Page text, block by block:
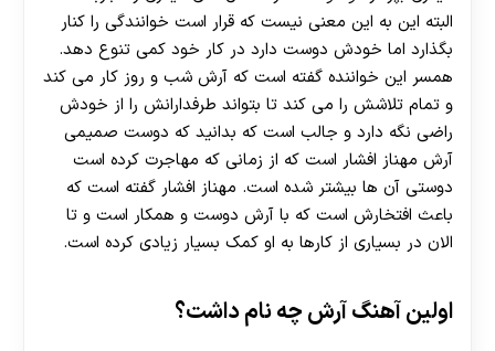
هات بت
البته این به این معنی نیست که قرار است خوانندگی را کنار
بگذارد اما خودش دوست دارد در کار خود کمی تنوع دهد.
همسر این خواننده گفته است که آرش شب و روز کار می کند
و تمام تلاشش را می کند تا بتواند طرفدارانش را از خودش
راضی نگه دارد و جالب است که بدانید که دوست صمیمی
آرش مهناز افشار است که از زمانی که مهاجرت کرده است
دوستی آن ها بیشتر شده است. مهناز افشار گفته است که
باعث افتخارش است که با آرش دوست و همکار است و تا
الان در بسیاری از کارها به او کمک بسیار زیادی کرده است.
اولین آهنگ آرش چه نام داشت؟